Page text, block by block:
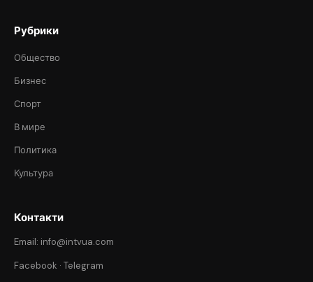
Рубрики
Общество
Бизнес
Спорт
В мире
Политика
Культура
Контакти
Email: info@intvua.com
Facebook · Telegram